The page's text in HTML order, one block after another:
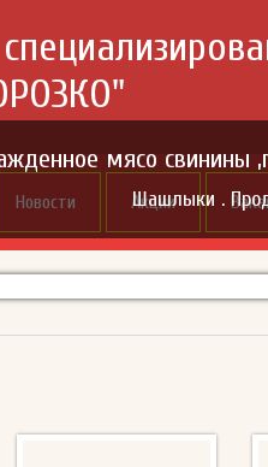
Новости Акции
мясо свинины
Шашлыки .